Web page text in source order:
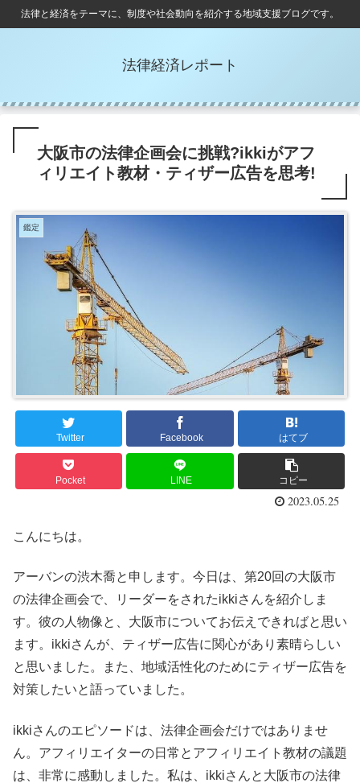
法律と経済をテーマに、制度や社会動向を紹介する地域支援ブログです。
法律経済レポート
大阪市の法律企画会に挑戦?ikkiがアフ
ィリエイト教材・ティザー広告を思考!
鑑定
Twitter Facebook はてブ
Pocket LINE コピー
2023.05.25
こんにちは。
アーバンの渋木喬と申します。今日は、第20回の大阪市
の法律企画会で、リーダーをされたikkiさんを紹介しま
す。彼の人物像と、大阪市についてお伝えできればと思い
ます。ikkiさんが、ティザー広告に関心があり素晴らしい
と思いました。また、地域活性化のためにティザー広告を
対策したいと語っていました。
ikkiさんのエピソードは、法律企画会だけではありませ
ん。アフィリエイターの日常とアフィリエイト教材の議題
は、非常に感動しました。私は、ikkiさんと大阪市の法律